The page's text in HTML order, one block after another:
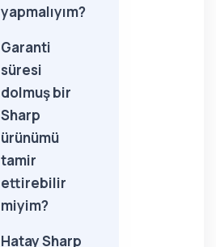
yapmalıyım?
Garanti
süresi
dolmuş bir
Sharp
ürünümü
tamir
ettirebilir
miyim?
Hatay Sharp